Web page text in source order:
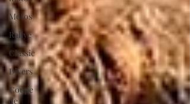
Motos
Rallye
Classic
Divers
Coupe
de